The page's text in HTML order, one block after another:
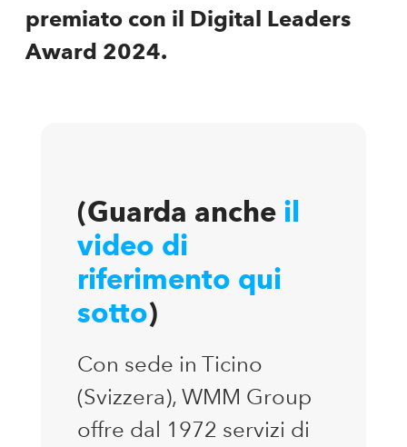
premiato con il Digital Leaders
Award 2024.
(Guarda anche il
video di
riferimento qui
sotto)
Con sede in Ticino
(Svizzera), WMM Group
offre dal 1972 servizi di